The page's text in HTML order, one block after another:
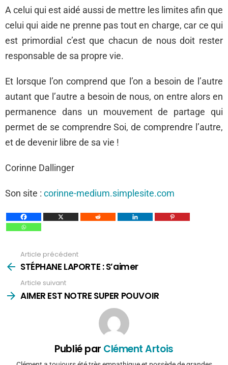
A celui qui est aidé aussi de mettre les limites afin que
celui qui aide ne prenne pas tout en charge, car ce qui
est primordial c’est que chacun de nous doit rester
responsable de sa propre vie.
Et lorsque l’on comprend que l’on a besoin de l’autre
autant que l’autre a besoin de nous, on entre alors en
permanence dans un mouvement de partage qui
permet de se comprendre Soi, de comprendre l’autre,
et de devenir libre de sa vie !
Corinne Dallinger
Son site : corinne-medium.simplesite.com
plus
Article précédent
STÉPHANE LAPORTE : S’aimer
Article suivant
AIMER EST NOTRE SUPER POUVOIR
Publié par Clément Artois